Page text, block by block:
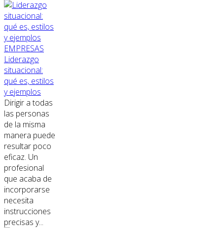
EMPRESAS
Liderazgo
situacional:
qué es, estilos
y ejemplos
Dirigir a todas
las personas
de la misma
manera puede
resultar poco
eficaz. Un
profesional
que acaba de
incorporarse
necesita
instrucciones
precisas y...